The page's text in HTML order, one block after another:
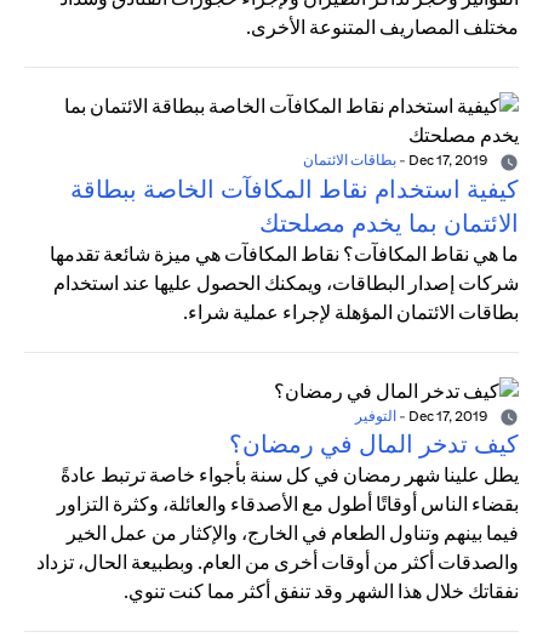
مختلف المصاريف المتنوعة الأخرى.
- بطاقات الائتمان
كيفية استخدام نقاط المكافآت الخاصة ببطاقة
الائتمان بما يخدم مصلحتك
ما هي نقاط المكافآت؟ نقاط المكافآت هي ميزة شائعة تقدمها
شركات إصدار البطاقات، ويمكنك الحصول عليها عند استخدام
بطاقات الائتمان المؤهلة لإجراء عملية شراء.
- التوفير
كيف تدخر المال في رمضان؟
يطل علينا شهر رمضان في كل سنة بأجواء خاصة ترتبط عادةً
بقضاء الناس أوقاتًا أطول مع الأصدقاء والعائلة، وكثرة التزاور
فيما بينهم وتناول الطعام في الخارج، والإكثار من عمل الخير
والصدقات أكثر من أوقات أخرى من العام. وبطبيعة الحال، تزداد
نفقاتك خلال هذا الشهر وقد تنفق أكثر مما كنت تنوي.